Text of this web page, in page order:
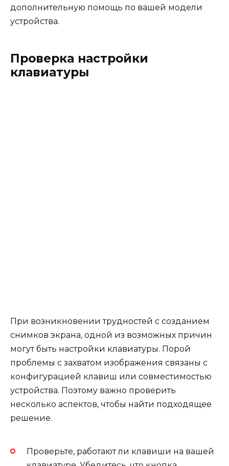
дополнительную помощь по вашей модели
устройства.
Проверка настройки
клавиатуры
При возникновении трудностей с созданием
снимков экрана, одной из возможных причин
могут быть настройки клавиатуры. Порой
проблемы с захватом изображения связаны с
конфигурацией клавиш или совместимостью
устройства. Поэтому важно проверить
несколько аспектов, чтобы найти подходящее
решение.
Проверьте, работают ли клавиши на вашей